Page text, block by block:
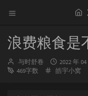
浪费粮食是
博
主：
与时舒卷
发
布
2022 年
469字数
分
皓宇小窝